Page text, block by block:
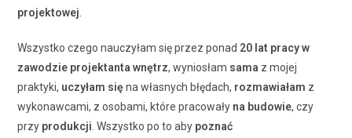
projektowej
Wszystko czego nauczyłam się przez ponad 20 lat pracy w
zawodzie projektanta wnętrz, wyniosłam sama z mojej
praktyki, uczyłam się na własnych błędach, rozmawiałam z
wykonawcami, z osobami, które pracowały na budowie, czy
przy produkcji . Wszystko po to aby poznać